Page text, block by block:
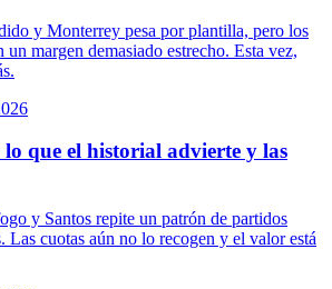
y Monterrey pesa por plantilla, pero los
un margen demasiado estrecho. Esta vez,
que el historial advierte y las
y Santos repite un patrón de partidos
Las cuotas aún no lo recogen y el valor está